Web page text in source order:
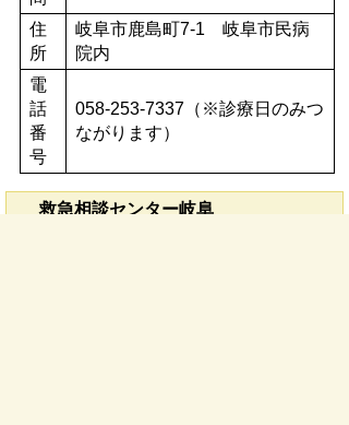
住
所
岐阜市鹿島町7-1 岐阜市民病
院内
電
話
番
号
058-253-7337（※診療日のみつ
ながります）
救急相談センター岐阜